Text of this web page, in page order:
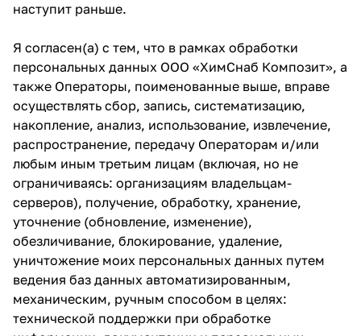
наступит раньше.
Я согласен(а) с тем, что в рамках обработки
персональных данных ООО «ХимСнаб Композит», а
также Операторы, поименованные выше, вправе
осуществлять сбор, запись, систематизацию,
накопление, анализ, использование, извлечение,
распространение, передачу Операторам и/или
любым иным третьим лицам (включая, но не
ограничиваясь: организациям владельцам-
серверов), получение, обработку, хранение,
уточнение (обновление, изменение),
обезличивание, блокирование, удаление,
уничтожение моих персональных данных путем
ведения баз данных автоматизированным,
механическим, ручным способом в целях:
технической поддержки при обработке